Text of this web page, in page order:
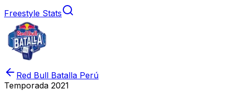
Freestyle Stats
Red Bull Batalla Perú
Temporada 2021